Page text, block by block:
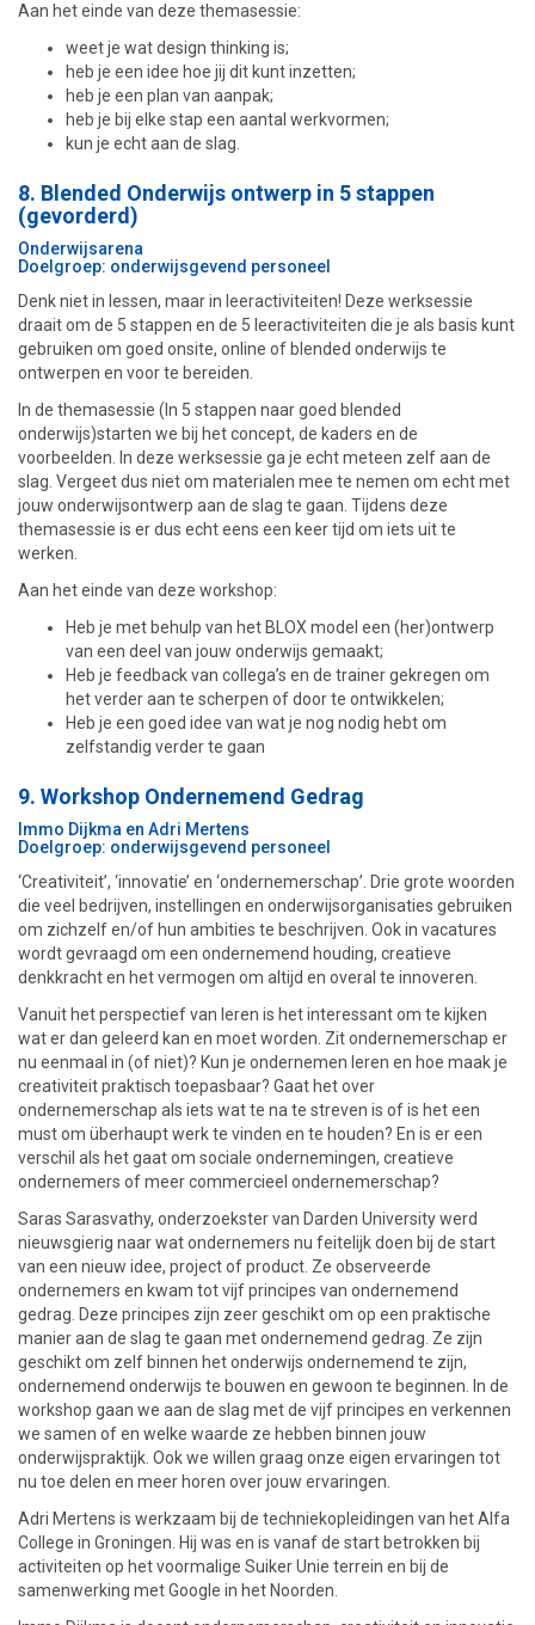
Aan het einde van deze themasessie:
weet je wat design thinking is;
heb je een idee hoe jij dit kunt inzetten;
heb je een plan van aanpak;
heb je bij elke stap een aantal werkvormen;
kun je echt aan de slag.
8. Blended Onderwijs ontwerp in 5 stappen
(gevorderd)
Onderwijsarena
Doelgroep: onderwijsgevend personeel
Denk niet in lessen, maar in leeractiviteiten! Deze werksessie
draait om de 5 stappen en de 5 leeractiviteiten die je als basis kunt
gebruiken om goed onsite, online of blended onderwijs te
ontwerpen en voor te bereiden.
In de themasessie (In 5 stappen naar goed blended
onderwijs)starten we bij het concept, de kaders en de
voorbeelden. In deze werksessie ga je echt meteen zelf aan de
slag. Vergeet dus niet om materialen mee te nemen om echt met
jouw onderwijsontwerp aan de slag te gaan. Tijdens deze
themasessie is er dus echt eens een keer tijd om iets uit te
werken.
Aan het einde van deze workshop:
Heb je met behulp van het BLOX model een (her)ontwerp
van een deel van jouw onderwijs gemaakt;
Heb je feedback van collega’s en de trainer gekregen om
het verder aan te scherpen of door te ontwikkelen;
Heb je een goed idee van wat je nog nodig hebt om
zelfstandig verder te gaan
9. Workshop Ondernemend Gedrag
Immo Dijkma en Adri Mertens
Doelgroep: onderwijsgevend personeel
‘Creativiteit’, ‘innovatie’ en ‘ondernemerschap’. Drie grote woorden
die veel bedrijven, instellingen en onderwijsorganisaties gebruiken
om zichzelf en/of hun ambities te beschrijven. Ook in vacatures
wordt gevraagd om een ondernemend houding, creatieve
denkkracht en het vermogen om altijd en overal te innoveren.
Vanuit het perspectief van leren is het interessant om te kijken
wat er dan geleerd kan en moet worden. Zit ondernemerschap er
nu eenmaal in (of niet)? Kun je ondernemen leren en hoe maak je
creativiteit praktisch toepasbaar? Gaat het over
ondernemerschap als iets wat te na te streven is of is het een
must om überhaupt werk te vinden en te houden? En is er een
verschil als het gaat om sociale ondernemingen, creatieve
ondernemers of meer commercieel ondernemerschap?
Saras Sarasvathy, onderzoekster van Darden University werd
nieuwsgierig naar wat ondernemers nu feitelijk doen bij de start
van een nieuw idee, project of product. Ze observeerde
ondernemers en kwam tot vijf principes van ondernemend
gedrag. Deze principes zijn zeer geschikt om op een praktische
manier aan de slag te gaan met ondernemend gedrag. Ze zijn
geschikt om zelf binnen het onderwijs ondernemend te zijn,
ondernemend onderwijs te bouwen en gewoon te beginnen. In de
workshop gaan we aan de slag met de vijf principes en verkennen
we samen of en welke waarde ze hebben binnen jouw
onderwijspraktijk. Ook we willen graag onze eigen ervaringen tot
nu toe delen en meer horen over jouw ervaringen.
Adri Mertens is werkzaam bij de techniekopleidingen van het Alfa
College in Groningen. Hij was en is vanaf de start betrokken bij
activiteiten op het voormalige Suiker Unie terrein en bij de
samenwerking met Google in het Noorden.